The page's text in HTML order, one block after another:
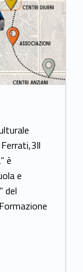
è
e
del